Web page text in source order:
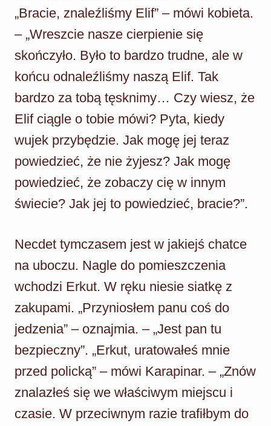
„Bracie, znaleźliśmy Elif” – mówi kobieta.
– „Wreszcie nasze cierpienie się
skończyło. Było to bardzo trudne, ale w
końcu odnaleźliśmy naszą Elif. Tak
bardzo za tobą tęsknimy… Czy wiesz, że
Elif ciągle o tobie mówi? Pyta, kiedy
wujek przybędzie. Jak mogę jej teraz
powiedzieć, że nie żyjesz? Jak mogę
powiedzieć, że zobaczy cię w innym
świecie? Jak jej to powiedzieć, bracie?”.
Necdet tymczasem jest w jakiejś chatce
na uboczu. Nagle do pomieszczenia
wchodzi Erkut. W ręku niesie siatkę z
zakupami. „Przyniosłem panu coś do
jedzenia” – oznajmia. – „Jest pan tu
bezpieczny”. „Erkut, uratowałeś mnie
przed policką” – mówi Karapinar. – „Znów
znalazłeś się we właściwym miejscu i
czasie. W przeciwnym razie trafiłbym do